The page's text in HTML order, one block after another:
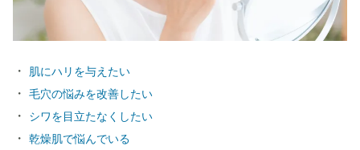
・ 肌にハリを与えたい
・ 毛穴の悩みを改善したい
・ シワを目立たなくしたい
・ 乾燥肌で悩んでいる